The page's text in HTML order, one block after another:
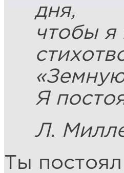
дня,
чтобы я
Я
Л.
Ты